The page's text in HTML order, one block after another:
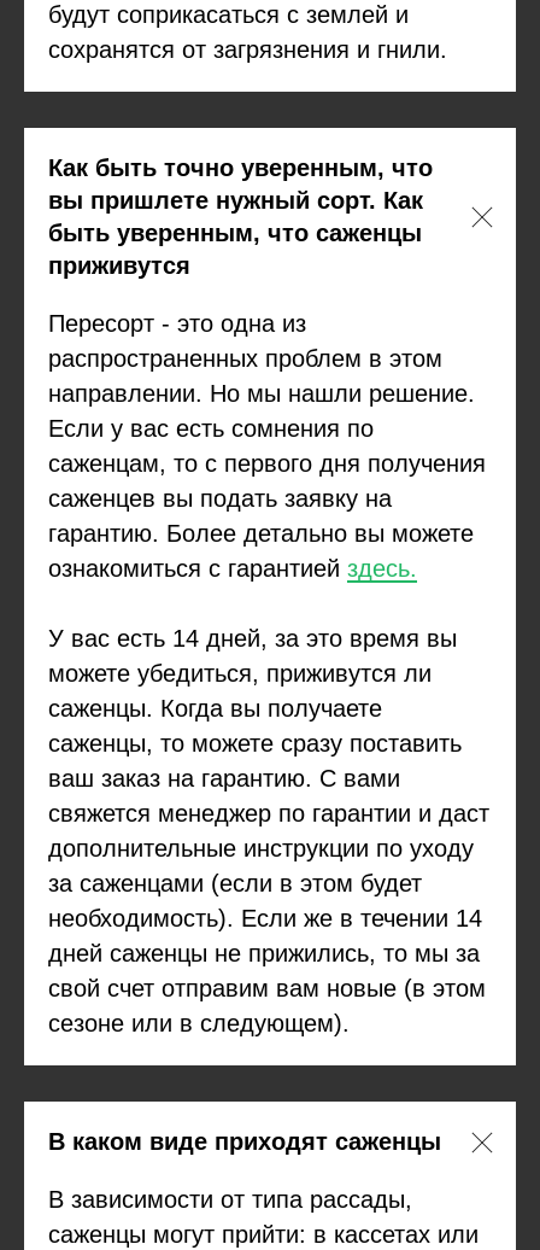
будут соприкасаться с землей и
сохранятся от загрязнения и гнили.
Как быть точно уверенным, что
вы пришлете нужный сорт. Как
быть уверенным, что саженцы
приживутся
Пересорт - это одна из
распространенных проблем в этом
направлении. Но мы нашли решение.
Если у вас есть сомнения по
саженцам, то с первого дня получения
саженцев вы подать заявку на
гарантию. Более детально вы можете
ознакомиться с гарантией здесь.
У вас есть 14 дней, за это время вы
можете убедиться, приживутся ли
саженцы. Когда вы получаете
саженцы, то можете сразу поставить
ваш заказ на гарантию. С вами
свяжется менеджер по гарантии и даст
дополнительные инструкции по уходу
за саженцами (если в этом будет
необходимость). Если же в течении 14
дней саженцы не прижились, то мы за
свой счет отправим вам новые (в этом
сезоне или в следующем).
В каком виде приходят саженцы
В зависимости от типа рассады,
саженцы могут прийти: в кассетах или